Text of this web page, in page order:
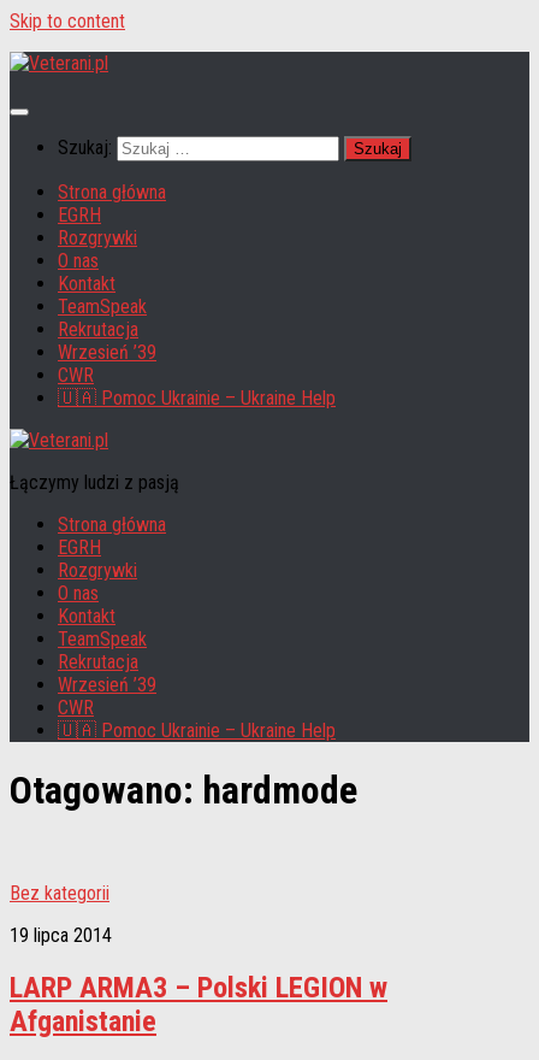
Skip to content
Szukaj:
Strona główna
EGRH
Rozgrywki
O nas
Kontakt
TeamSpeak
Rekrutacja
Wrzesień ’39
CWR
🇺🇦 Pomoc Ukrainie – Ukraine Help
Łączymy ludzi z pasją
Strona główna
EGRH
Rozgrywki
O nas
Kontakt
TeamSpeak
Rekrutacja
Wrzesień ’39
CWR
🇺🇦 Pomoc Ukrainie – Ukraine Help
Otagowano: hardmode
Bez kategorii
19 lipca 2014
LARP ARMA3 – Polski LEGION w
Afganistanie